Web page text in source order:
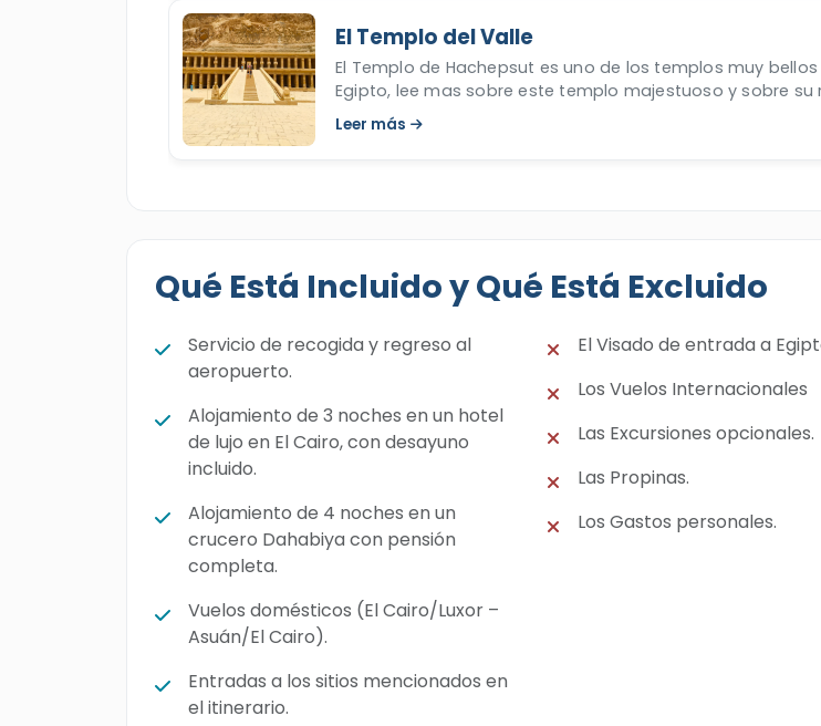
El Templo del Valle
El Templo de Hachepsut es uno de los templos muy bellos
Egipto, lee mas sobre este templo majestuoso y sobre su
poderosa Hachepsut.
Leer más
Qué Está Incluido y Qué Está Excluido
Servicio de recogida y regreso al
aeropuerto.
Alojamiento de 3 noches en un hotel
de lujo en El Cairo, con desayuno
incluido.
Alojamiento de 4 noches en un
crucero Dahabiya con pensión
completa.
Vuelos domésticos (El Cairo/Luxor –
Asuán/El Cairo).
Entradas a los sitios mencionados en
el itinerario.
El Visado de entrada a
Los Vuelos Internacionales
Las Excursiones opcionales.
Las Propinas.
Los Gastos personales.